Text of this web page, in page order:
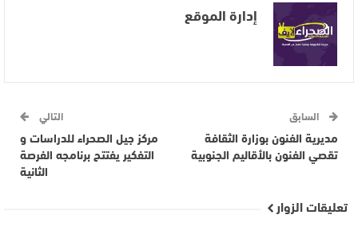
إدارة الموقع
السابق
مديرية الفنون بوزارة الثقافة
تقصي الفنون بالأقاليم الجنوبية
التالي
مركز جيل الصحراء للدراسات و
التفكير يفتتح برنامجه الفرصة
الثانية
تعليقات الزوار